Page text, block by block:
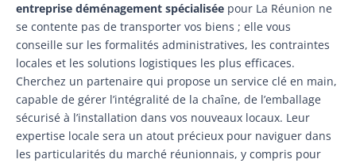
entreprise déménagement spécialisée pour La Réunion ne
se contente pas de transporter vos biens ; elle vous
conseille sur les formalités administratives, les contraintes
locales et les solutions logistiques les plus efficaces.
Cherchez un partenaire qui propose un service clé en main,
capable de gérer l’intégralité de la chaîne, de l’emballage
sécurisé à l’installation dans vos nouveaux locaux. Leur
expertise locale sera un atout précieux pour naviguer dans
les particularités du marché réunionnais, y compris pour